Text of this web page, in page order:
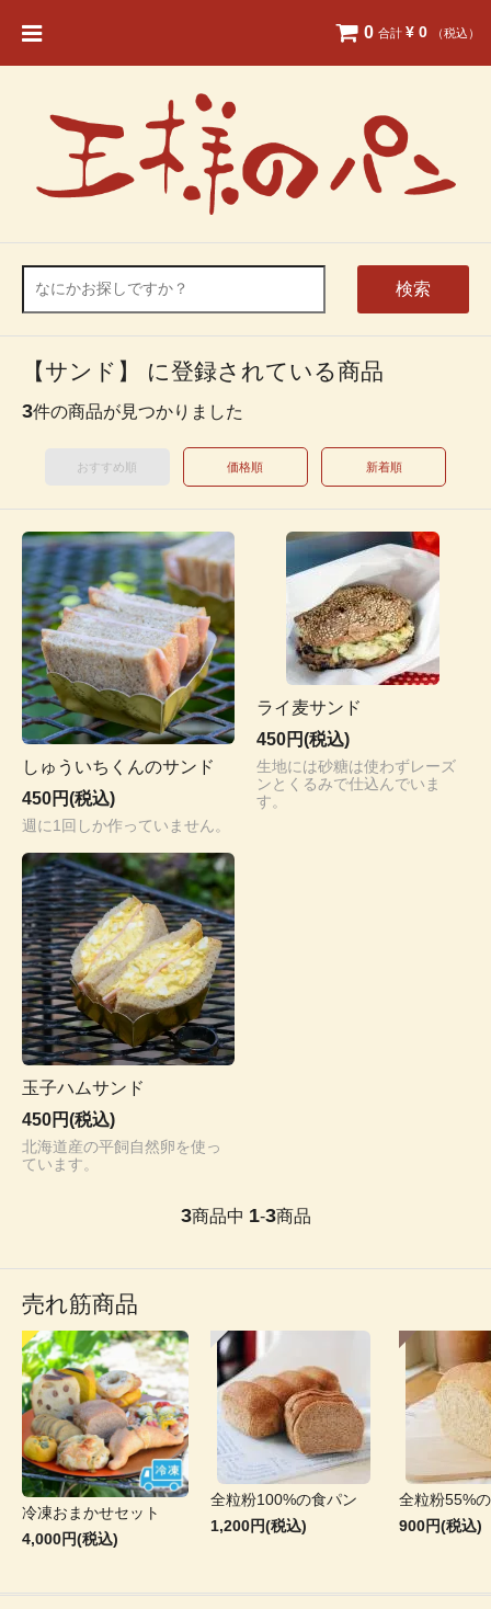
0 合計 ¥ 0 （税込）
検索
【サンド】 に登録されている商品
3件の商品が見つかりました
おすすめ順 価格順 新着順
しゅういちくんのサンド
450円(税込)
週に1回しか作っていません。
ライ麦サンド
450円(税込)
生地には砂糖は使わずレーズ
ンとくるみで仕込んでいま
す。
玉子ハムサンド
450円(税込)
北海道産の平飼自然卵を使っ
ています。
3商品中 1-3商品
売れ筋商品
冷凍おまかせセット
4,000円(税込)
全粒粉100%の食パン
1,200円(税込)
全粒粉55%
900円(税込)